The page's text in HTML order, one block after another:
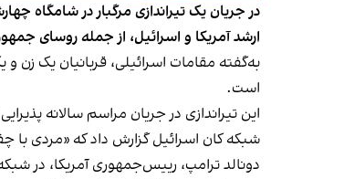
ارشد آمریکا و اسرائیل، از جمله روسای
به‌گفته مقامات اسرائیلی، قربانیان یک
است.
این تیراندازی در جریان مراسم سالانه
شبکه کان اسرائیل گزارش داد که «مردی با
دونالد ترامپ، رییس‌جمهوری آمریکا، در